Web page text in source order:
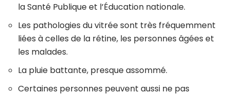
la Santé Publique et l’Éducation nationale.
Les pathologies du vitrée sont très fréquemment
liées à celles de la rétine, les personnes âgées et
les malades.
La pluie battante, presque assommé.
Certaines personnes peuvent aussi ne pas